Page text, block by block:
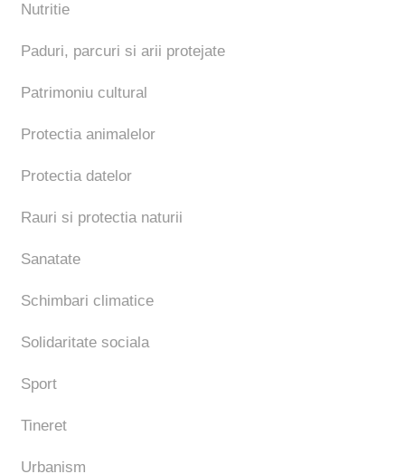
Nutritie
Paduri, parcuri si arii protejate
Patrimoniu cultural
Protectia animalelor
Protectia datelor
Rauri si protectia naturii
Sanatate
Schimbari climatice
Solidaritate sociala
Sport
Tineret
Urbanism